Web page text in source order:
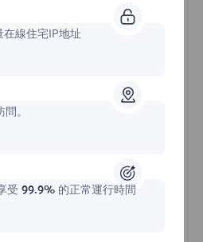
/天
線住宅IP地址
。
受 99.9%的正常運行時間